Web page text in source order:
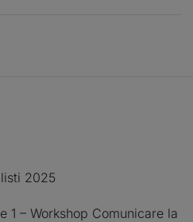
2025
1 – Workshop Comunicare la